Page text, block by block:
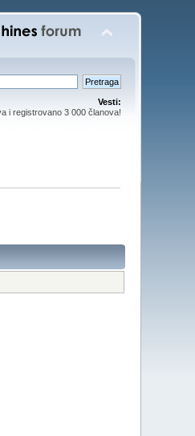
Vesti:
i registrovano 3 000 članova!